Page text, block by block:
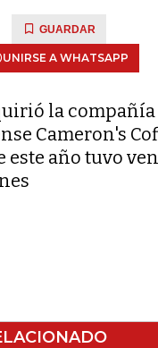
GUARDAR
UNIRSE A WHATSAPP
la compañía
Cameron's
este año tuvo